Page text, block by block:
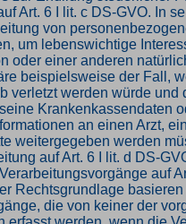
Art. 6 I lit. c DS-GVO. In
von
um lebenswichtige
oder einer anderen
beispielsweise der Fall,
verletzt werden würde und
Krankenkassendaten
an einen Arzt,
weitergegeben werden
auf Art. 6 I lit. d DS-
auf
Rechtsgrundlage basieren
die von keiner der